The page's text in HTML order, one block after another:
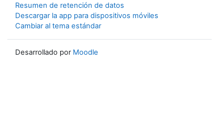
Resumen de retención de datos
Descargar la app para dispositivos móviles
Cambiar al tema estándar
Desarrollado por Moodle